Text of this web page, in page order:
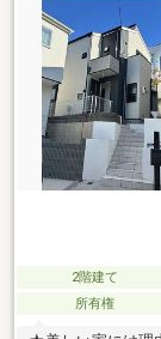
望のお客様は、
2階建て
所有権